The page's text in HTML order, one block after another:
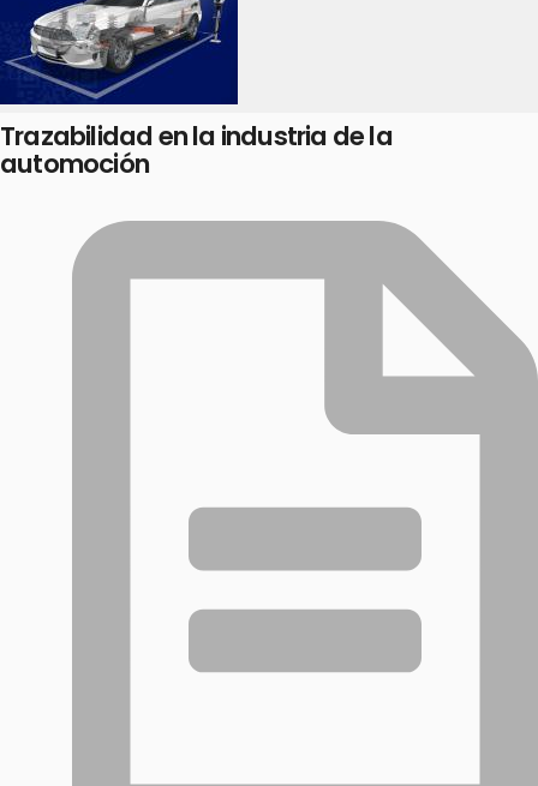
Trazabilidad en la industria de la
automoción